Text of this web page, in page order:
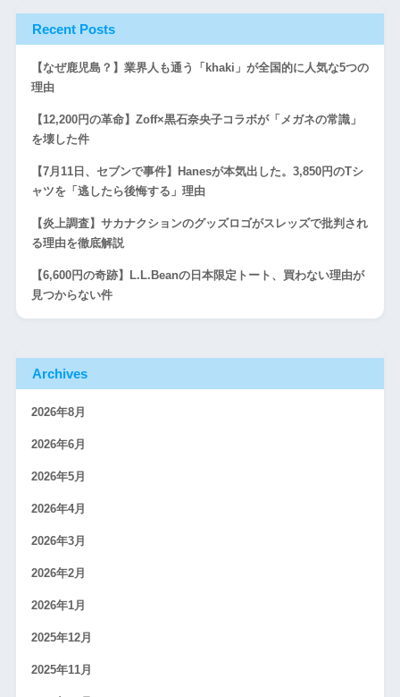
Recent Posts
【なぜ鹿児島？】業界人も通う「khaki」が全国的に人気な5つの
理由
【12,200円の革命】Zoff×黒石奈央子コラボが「メガネの常識」
を壊した件
【7月11日、セブンで事件】Hanesが本気出した。3,850円のTシ
ャツを「逃したら後悔する」理由
【炎上調査】サカナクションのグッズロゴがスレッズで批判され
る理由を徹底解説
【6,600円の奇跡】L.L.Beanの日本限定トート、買わない理由が
見つからない件
Archives
2026年8月
2026年6月
2026年5月
2026年4月
2026年3月
2026年2月
2026年1月
2025年12月
2025年11月